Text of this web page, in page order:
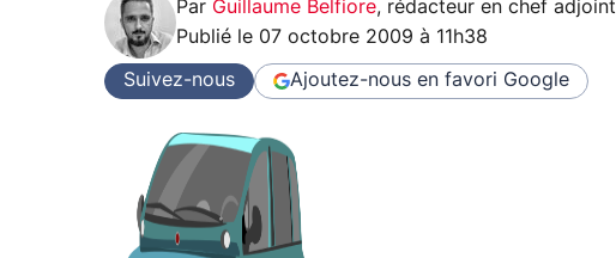
Par Guillaume Belfiore, rédacteur en chef adjoint
Publié le 07 octobre 2009 à 11h38
Suivez-nous Ajoutez-nous en favori Google